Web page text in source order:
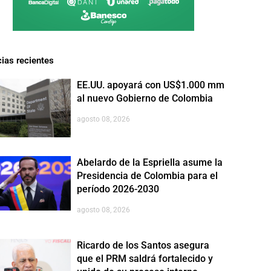
recientes
EE.UU. apoyará con US$1.000 mm
al nuevo Gobierno de Colombia
agosto 08, 2026
Abelardo de la Espriella asume la
Presidencia de Colombia para el
período 2026-2030
agosto 08, 2026
Ricardo de los Santos asegura
que el PRM saldrá fortalecido y